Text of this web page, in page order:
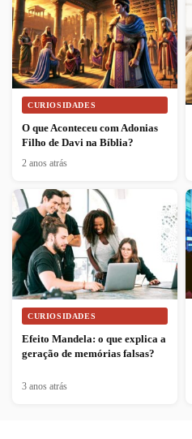
CURIOSIDADES
O que Aconteceu com Adonias
Filho de Davi na Bíblia?
2 anos atrás
CURIOSIDADES
Efeito Mandela: o que explica a
geração de memórias falsas?
3 anos atrás